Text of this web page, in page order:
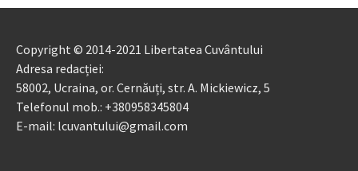
Copyright © 2014-2021 Libertatea Cuvântului
Adresa redacției:
58002, Ucraina, or. Cernăuți, str. A. Mickiewicz, 5
Telefonul mob.: +380958345804
E-mail: lcuvantului@gmail.com